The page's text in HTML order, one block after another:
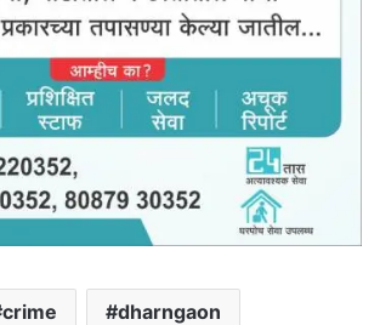
crime dharngaon